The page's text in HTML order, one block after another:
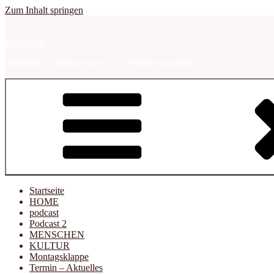
Zum Inhalt springen
Startseite
HOME
podcast
Podcast 2
MENSCHEN
KULTUR
Montagsklappe
Termin – Aktuelles